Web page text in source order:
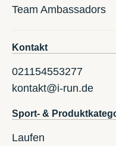
Team Ambassadors
Kontakt
021154553277
kontakt@i-run.de
Sport- &
Laufen